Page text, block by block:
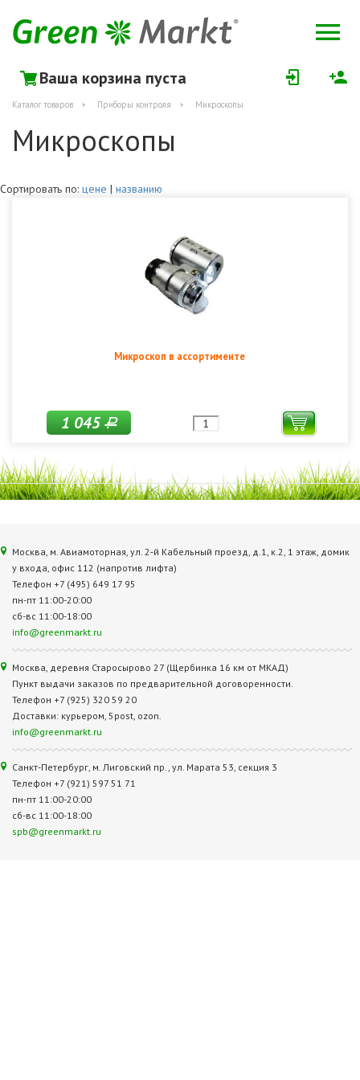
Ваша корзина пуста
Каталог товаров Приборы контроля Микроскопы
Микроскопы
Сортировать по: цене | названию
Микроскоп в ассортименте
1 045Р
Москва, м. Авиамоторная, ул. 2‑й Кабельный проезд, д.1, к.2, 1 этаж, домик
у входа, офис 112 (напротив лифта)
Телефон +7 (495) 649 17 95
пн-пт 11:00-20:00
сб-вс 11:00-18:00
info@greenmarkt.ru
Москва, деревня Старосырово 27 (Щербинка 16 км от МКАД)
Пункт выдачи заказов по предварительной договоренности.
Телефон +7 (925) 320 59 20
Доставки: курьером, 5post, ozon.
info@greenmarkt.ru
Санкт-Петербург, м. Лиговский пр., ул. Марата 53, секция 3
Телефон +7 (921) 597 51 71
пн-пт 11:00-20:00
сб-вс 11:00-18:00
spb@greenmarkt.ru